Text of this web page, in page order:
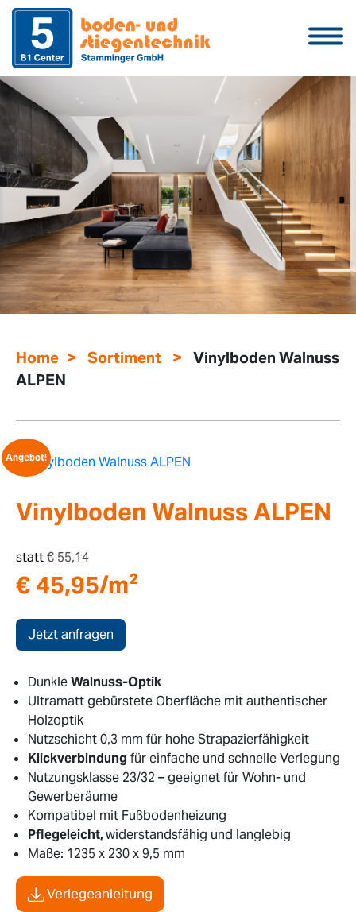
Home > Sortiment >
Vinylboden Walnuss
ALPEN
Angebot!
Vinylboden Walnuss ALPEN
statt€55,14
€45,95/m²
Jetzt anfragen
DunkleWalnuss-Optik
Ultramatt gebürstete Oberfläche mit authentischer
Holzoptik
Nutzschicht 0,3 mm für hohe Strapazierfähigkeit
Klickverbindung für einfache und schnelle Verlegung
Nutzungsklasse 23/32 – geeignet für Wohn- und
Gewerberäume
Kompatibel mit Fußbodenheizung
Pflegeleicht,widerstandsfähig und langlebig
Maße: 1235 x 230 x 9,5 mm
Verlegeanleitung